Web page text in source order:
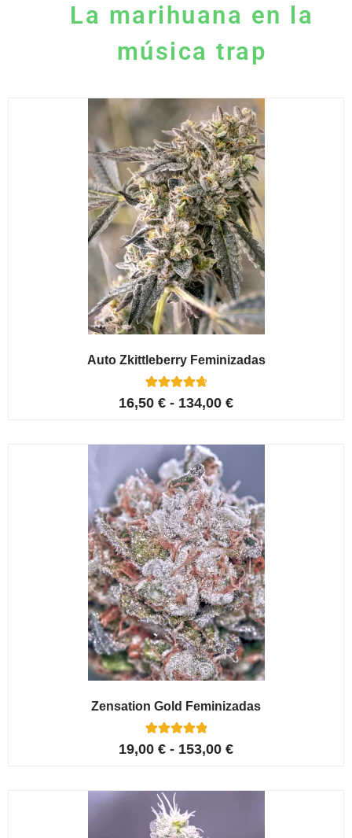
La marihuana en la
música trap
Auto Zkittleberry Feminizadas
Valorado con
4.80
5
valoracione
s de
clientes
16,50 € - 134,00 €
Zensation Gold Feminizadas
Valorado con
5.00
6
valoracione
s de
clientes
19,00 € - 153,00 €